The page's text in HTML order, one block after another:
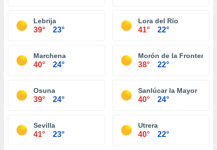
Lebrija
39° 23°
Lora del Río
41° 22°
Marchena
40° 24°
Morón de la Frontera
38° 22°
Osuna
39° 24°
Sanlúcar la Mayor
40° 24°
Sevilla
41° 23°
Utrera
40° 22°